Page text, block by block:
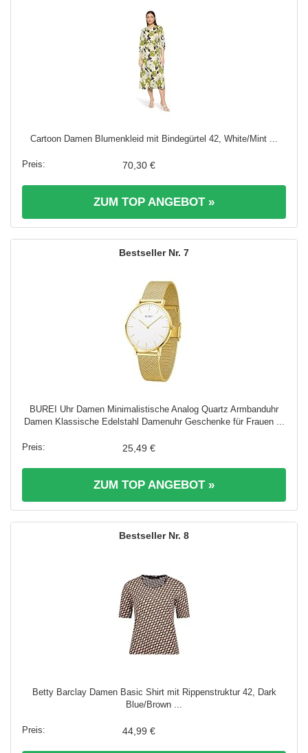
Cartoon Damen Blumenkleid mit Bindegürtel 42, White/Mint ...
70,30 €
ZUM TOP ANGEBOT »
7
BUREI Uhr Damen Minimalistische Analog Quartz Armbanduhr
Damen Klassische Edelstahl Damenuhr Geschenke für Frauen ...
25,49 €
ZUM TOP ANGEBOT »
8
Betty Barclay Damen Basic Shirt mit Rippenstruktur 42, Dark
Blue/Brown ...
44,99 €